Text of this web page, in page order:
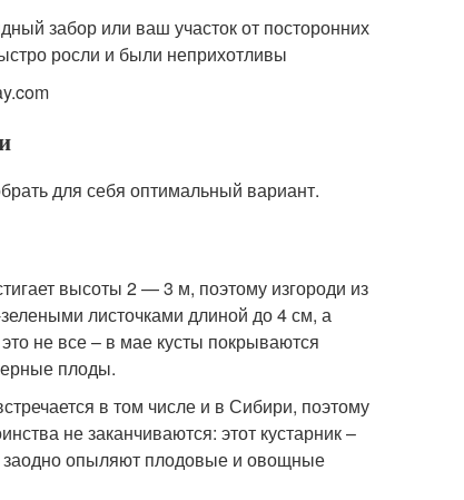
забор или ваш участок от посторонних
росли и были неприхотливы
для себя оптимальный вариант.
высоты 2 — 3 м, поэтому изгороди из
листочками длиной до 4 см, а
не все – в мае кусты покрываются
плоды.
в том числе и в Сибири, поэтому
не заканчиваются: этот кустарник –
заодно опыляют плодовые и овощные